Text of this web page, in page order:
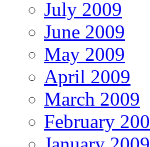
July 2009
June 2009
May 2009
April 2009
March 2009
February